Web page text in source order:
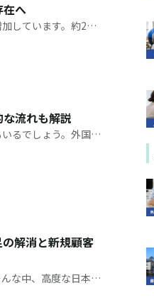
在へ
しています。約2年
雇用を拡大している
流れも解説
るでしょう。外国人
いったプラスの効果
解消と新規顧客
な中、高度な日本語
いるのが株式会社